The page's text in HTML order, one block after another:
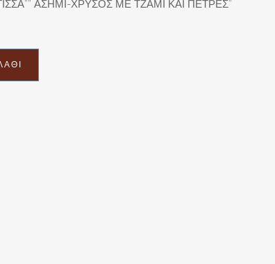
ΑΣΗΜΙ-ΧΡΥΣΟΣ ΜΕ ΤΖΑΜΙ ΚΑΙ ΠΕΤΡΕΣ”